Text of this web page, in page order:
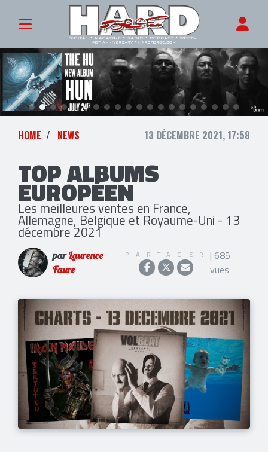
HOME NEWS 13 DÉCEMBRE 2021, 17:58
TOP ALBUMS
EUROPÉEN
Les meilleures ventes en France,
Allemagne, Belgique et Royaume-Uni - 13
décembre 2021
parLaurence
Faure
PARTAGER | 685
vues